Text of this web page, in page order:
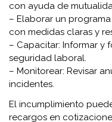
con ayuda de
– Elaborar un
con medidas claras y
– Capacitar: Informar y
seguridad laboral.
– Monitorear: Revisar
incidentes.
El incumplimiento
recargos en